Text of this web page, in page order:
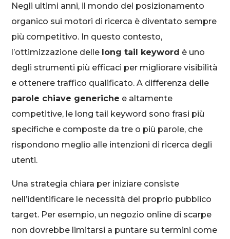
Negli ultimi anni, il mondo del posizionamento
organico sui motori di ricerca è diventato sempre
più competitivo. In questo contesto,
l’ottimizzazione delle long tail keyword è uno
degli strumenti più efficaci per migliorare visibilità
e ottenere traffico qualificato. A differenza delle
parole chiave generiche e altamente
competitive, le long tail keyword sono frasi più
specifiche e composte da tre o più parole, che
rispondono meglio alle intenzioni di ricerca degli
utenti.
Una strategia chiara per iniziare consiste
nell’identificare le necessità del proprio pubblico
target. Per esempio, un negozio online di scarpe
non dovrebbe limitarsi a puntare su termini come